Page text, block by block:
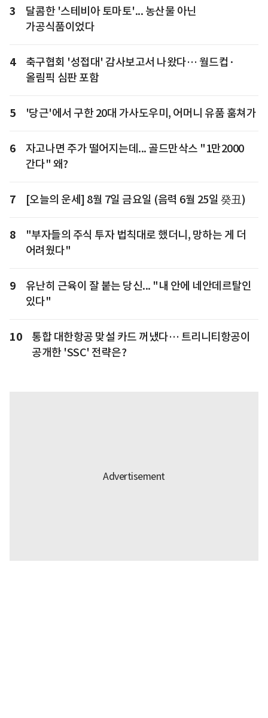
3
달콤한 '스테비아 토마토'... 농산물 아닌
가공식품이었다
4
축구협회 '성접대' 감사보고서 나왔다… 월드컵·
올림픽 심판 포함
5 '당근'에서 구한 20대 가사도우미, 어머니 유품 훔쳐가
6
자고나면 주가 떨어지는데... 골드만삭스 "1만2000
간다" 왜?
7 [오늘의 운세] 8월 7일 금요일 (음력 6월 25일 癸丑)
8
"부자들의 주식 투자 법칙대로 했더니, 망하는 게 더
어려웠다"
9
유난히 근육이 잘 붙는 당신... "내 안에 네안데르탈인
있다"
10
통합 대한항공 맞설 카드 꺼냈다… 트리니티항공이
공개한 'SSC' 전략은?